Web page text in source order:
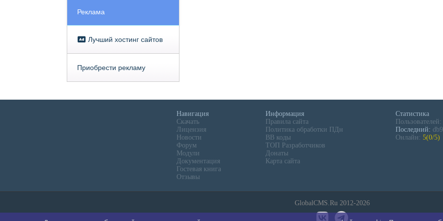
Реклама
Лучший хостинг сайтов
Приобрести рекламу
Навигация
Скачать
Лицензия
Новости
Форум
Модули
Документация
Гостевая книга
Отзывы
Информация
Правила сайта
Политика обработки ПДн
BB коды
ТОП Разработчиков
Донаты
Карта сайта
Статистика
Пользователей:
Последний:
Онлайн: 5(0/5)
GlobalCMS.Ru 2012-2026